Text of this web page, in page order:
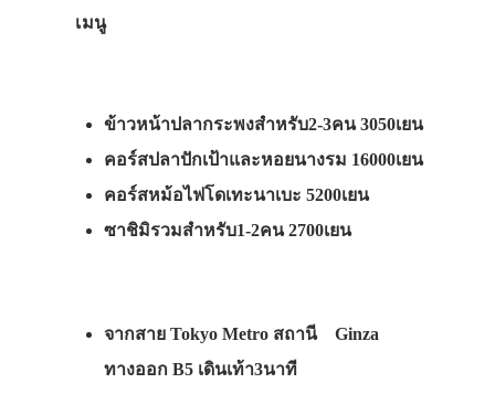
เมนู
ข้าวหน้าปลากระพงสำหรับ2-3คน 3050เยน
คอร์สปลาปักเป้าและหอยนางรม 16000เยน
คอร์สหม้อไฟโดเทะนาเบะ 5200เยน
ซาชิมิรวมสำหรับ1-2คน 2700เยน
จากสาย Tokyo Metro สถานี Ginza
ทางออก B5 เดินเท้า3นาที